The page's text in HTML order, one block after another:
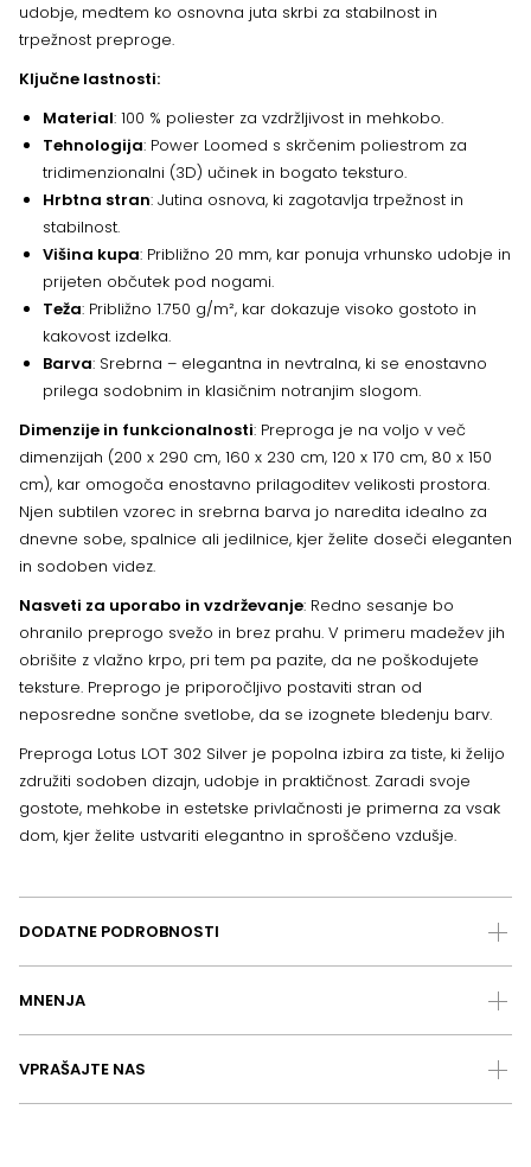
udobje, medtem ko osnovna juta skrbi za stabilnost in
trpežnost preproge.
Ključne lastnosti:
Material: 100 % poliester za vzdržljivost in mehkobo.
Tehnologija: Power Loomed s skrčenim poliestrom za
tridimenzionalni (3D) učinek in bogato teksturo.
Hrbtna stran: Jutina osnova, ki zagotavlja trpežnost in
stabilnost.
Višina kupa: Približno 20 mm, kar ponuja vrhunsko udobje in
prijeten občutek pod nogami.
Teža: Približno 1.750 g/m², kar dokazuje visoko gostoto in
kakovost izdelka.
Barva: Srebrna – elegantna in nevtralna, ki se enostavno
prilega sodobnim in klasičnim notranjim slogom.
Dimenzije in funkcionalnosti: Preproga je na voljo v več
dimenzijah (200 x 290 cm, 160 x 230 cm, 120 x 170 cm, 80 x 150
cm), kar omogoča enostavno prilagoditev velikosti prostora.
Njen subtilen vzorec in srebrna barva jo naredita idealno za
dnevne sobe, spalnice ali jedilnice, kjer želite doseči eleganten
in sodoben videz.
Nasveti za uporabo in vzdrževanje: Redno sesanje bo
ohranilo preprogo svežo in brez prahu. V primeru madežev jih
obrišite z vlažno krpo, pri tem pa pazite, da ne poškodujete
teksture. Preprogo je priporočljivo postaviti stran od
neposredne sončne svetlobe, da se izognete bledenju barv.
Preproga Lotus LOT 302 Silver je popolna izbira za tiste, ki želijo
združiti sodoben dizajn, udobje in praktičnost. Zaradi svoje
gostote, mehkobe in estetske privlačnosti je primerna za vsak
dom, kjer želite ustvariti elegantno in sproščeno vzdušje.
DODATNE PODROBNOSTI
MNENJA
VPRAŠAJTE NAS